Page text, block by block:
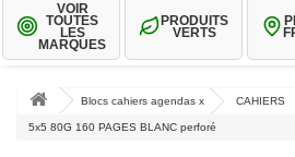
VOIR
TOUTES
LES
MARQUES
PRODUITS
VERTS
Blocs cahiers agendas x CAHIERS
5x5 80G 160 PAGES BLANC perforé